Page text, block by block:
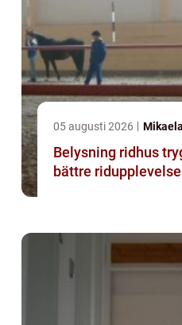
05 augusti 2026
Belysning ridhus trygghet, funktion och
bättre ridupplevelse